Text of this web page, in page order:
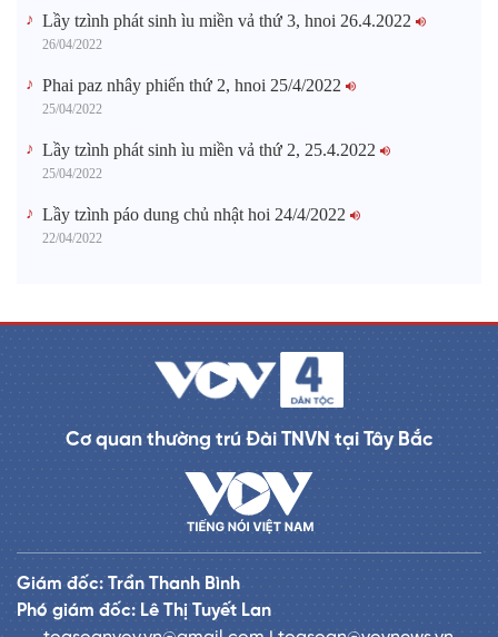
Lầy tzình phát sinh ìu miền vả thứ 3, hnoi 26.4.2022
26/04/2022
Phai paz nhây phiến thứ 2, hnoi 25/4/2022
25/04/2022
Lầy tzình phát sinh ìu miền vả thứ 2, 25.4.2022
25/04/2022
Lầy tzình páo dung chủ nhật hoi 24/4/2022
22/04/2022
Cơ quan thường trú Đài TNVN tại Tây Bắc
Giám đốc: Trần Thanh Bình
Phó giám đốc: Lê Thị Tuyết Lan